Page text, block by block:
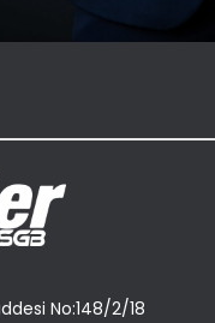
No:148/2/18